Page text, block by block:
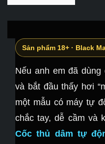
Sản phẩm 18+ · Black
Nếu anh em đã
và bắt đầu thấy hơi
một mẫu có máy tự
chắc tay, dễ cầm và
Cốc thủ dâm tự